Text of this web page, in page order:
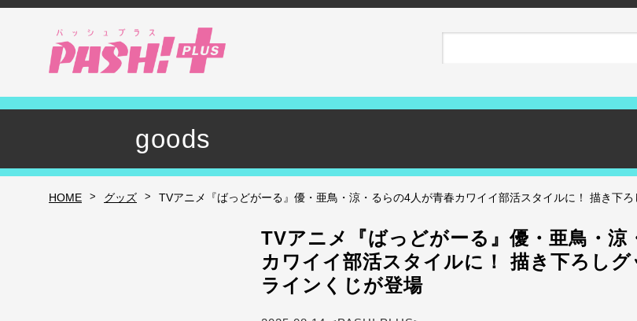
goods
HOME > グッズ > TVアニメ『ばっどがーる』優・亜鳥・涼・るらの4人が青春カワイイ部活スタイルに！ 描き下
TVアニメ『ばっどがーる』優・亜鳥・涼
カワイイ部活スタイルに！ 描き下ろし
ラインくじが登場